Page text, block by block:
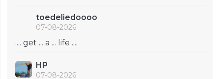
toedeliedoooo
07-08-2026
.... get ... a ... life ....
HP
07-08-2026